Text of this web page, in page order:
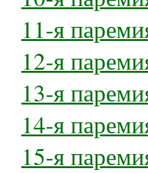
11-я
12-я
13-я
14-я
15-я